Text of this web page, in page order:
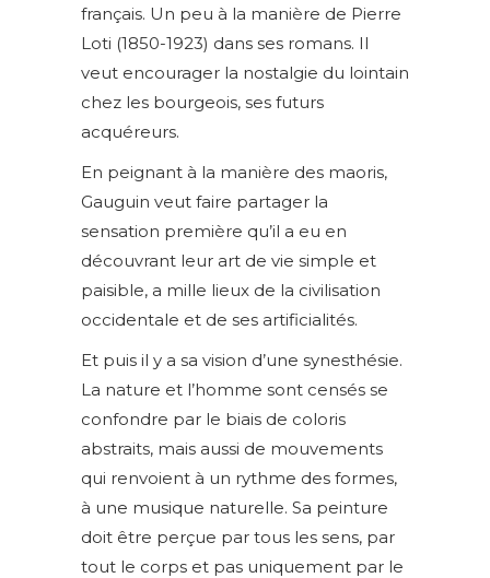
français. Un peu à la manière de Pierre
Loti (1850-1923) dans ses romans. Il
veut encourager la nostalgie du lointain
chez les bourgeois, ses futurs
acquéreurs.
En peignant à la manière des maoris,
Gauguin veut faire partager la
sensation première qu’il a eu en
découvrant leur art de vie simple et
paisible, a mille lieux de la civilisation
occidentale et de ses artificialités.
Et puis il y a sa vision d’une synesthésie.
La nature et l’homme sont censés se
confondre par le biais de coloris
abstraits, mais aussi de mouvements
qui renvoient à un rythme des formes,
à une musique naturelle. Sa peinture
doit être perçue par tous les sens, par
tout le corps et pas uniquement par le